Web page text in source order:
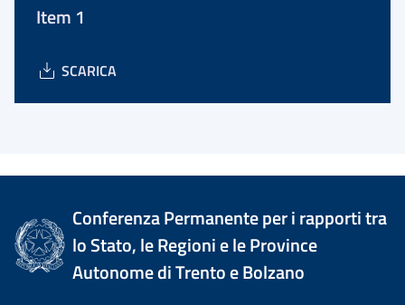
Item 1
SCARICA
Conferenza Permanente per i rapporti tra
lo Stato, le Regioni e le Province
Autonome di Trento e Bolzano